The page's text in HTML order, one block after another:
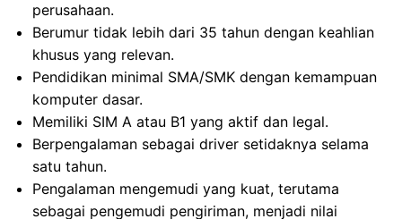
perusahaan.
Berumur tidak lebih dari 35 tahun dengan keahlian
khusus yang relevan.
Pendidikan minimal SMA/SMK dengan kemampuan
komputer dasar.
Memiliki SIM A atau B1 yang aktif dan legal.
Berpengalaman sebagai driver setidaknya selama
satu tahun.
Pengalaman mengemudi yang kuat, terutama
sebagai pengemudi pengiriman, menjadi nilai